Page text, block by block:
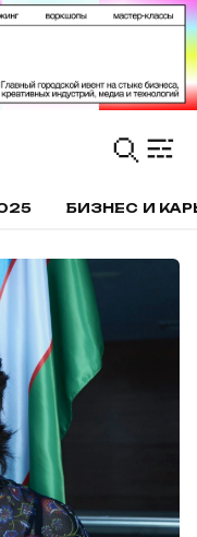
БИЗНЕС И